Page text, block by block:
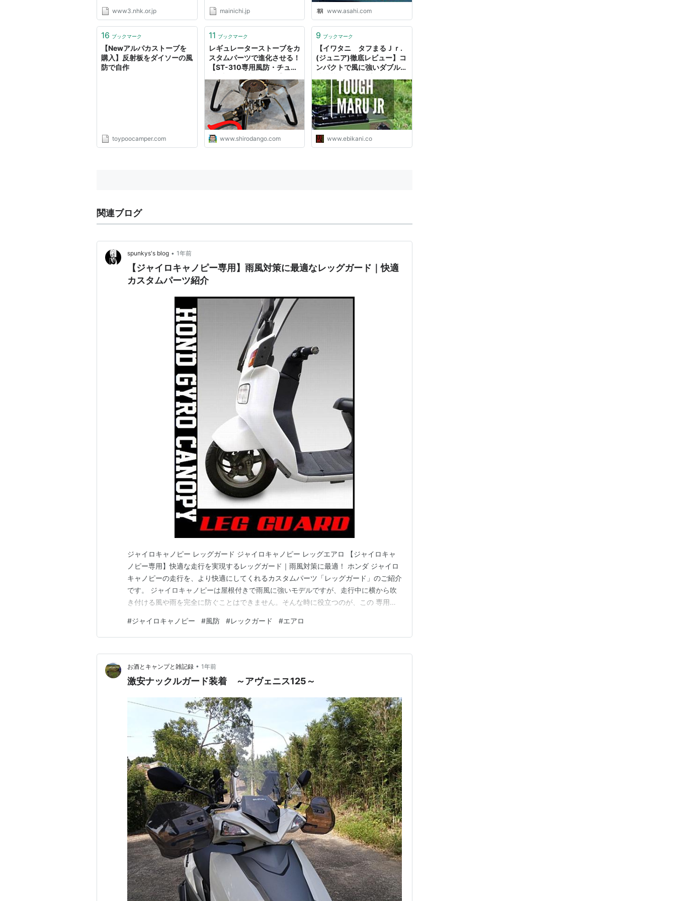
www3.nhk.or.jp mainichi.jp www.asahi.com
16 ブックマーク
【Newアルパカストーブを
購入】反射板をダイソーの風
防で自作
toypoocamper.com
11 ブックマーク
レギュレーターストーブをカ
スタムパーツで進化させる！
【ST-310専用風防・チュー
欲男は身をやつす
www.shirodango.com
9 ブックマーク
【イワタニ タフまるＪｒ.
(ジュニア)徹底レビュー】コ
ンパクトで風に強いダブル風
コンロはこれで決まり！
www.ebikani.co
関連ブログ
spunkys's blog • 1年前
【ジャイロキャノピー専用】雨風対策に最適なレッグガード｜快適
カスタムパーツ紹介
ジャイロキャノピー レッグガード ジャイロキャノピー レッグエアロ 【ジャイロキャ
ノピー専用】快適な走行を実現するレッグガード｜雨風対策に最適！ ホンダ ジャイロ
キャノピーの走行を、より快適にしてくれるカスタムパーツ「レッグガード」のご紹介
です。 ジャイロキャノピーは屋根付きで雨風に強いモデルですが、走行中に横から吹
き付ける風や雨を完全に防ぐことはできません。そんな時に役立つのが、この 専用設
を軽減し、快適なライディングをサポートします。 ジャイロキャノピー風防 特徴と魅
力 全年式対応 2スト・4ストを問わず、TA0…
#ジャイロキャノピー #風防 #レックガード #エアロ
お酒とキャンプと雑記録 • 1年前
激安ナックルガード装着 ～アヴェニス125～